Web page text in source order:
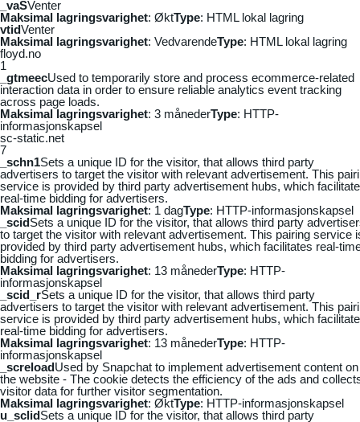
_vaSVenter
Maksimal lagringsvarighet: ØktType: HTML lokal lagring
vtidVenter
Maksimal lagringsvarighet: VedvarendeType: HTML lokal lagring
floyd.no
1
_gtmeecUsed to temporarily store and process ecommerce-related
interaction data in order to ensure reliable analytics event tracking
across page loads.
Maksimal lagringsvarighet: 3 månederType: HTTP-
informasjonskapsel
sc-static.net
7
_schn1Sets a unique ID for the visitor, that allows third party
advertisers to target the visitor with relevant advertisement. This
service is provided by third party advertisement hubs, which
real-time bidding for advertisers.
Maksimal lagringsvarighet: 1 dagType: HTTP-informasjonskapsel
_scidSets a unique ID for the visitor, that allows third party
to target the visitor with relevant advertisement. This pairing service
provided by third party advertisement hubs, which facilitates real-
bidding for advertisers.
Maksimal lagringsvarighet: 13 månederType: HTTP-
informasjonskapsel
_scid_rSets a unique ID for the visitor, that allows third party
advertisers to target the visitor with relevant advertisement. This
service is provided by third party advertisement hubs, which
real-time bidding for advertisers.
Maksimal lagringsvarighet: 13 månederType: HTTP-
informasjonskapsel
_screloadUsed by Snapchat to implement advertisement content on
the website - The cookie detects the efficiency of the ads and
visitor data for further visitor segmentation.
Maksimal lagringsvarighet: ØktType: HTTP-informasjonskapsel
u_sclidSets a unique ID for the visitor, that allows third party